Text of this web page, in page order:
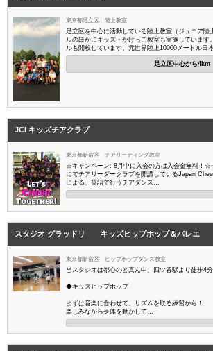
東京都足立区 陸上教室
足立区を中心に活動している陸上教室（ジュニア陸
ルのほかにキッズ・かけっこ教室も実施しています
ルも開校しています。元世界陸上10000メートル日
足立区中心から4km
JCI キッズチアクラブ
東京都新宿区 チアリーディング教室
☆キャンペーン: 8月中に入会の方は入会金無料！☆
にてチアリーダークラブを開講しているJapan
による、英語で行うチアダンス…
スタジオ グラッドリ キッズヒップホップ＆バレエ
東京都新宿区 ヒップホップダンス教室
当スタジオは都心のど真ん中、四ツ谷駅より徒歩4
◆キッズヒップホップ
まずは音楽に合わせて、リズムを取る練習から！
楽しみながら身体を動かして…